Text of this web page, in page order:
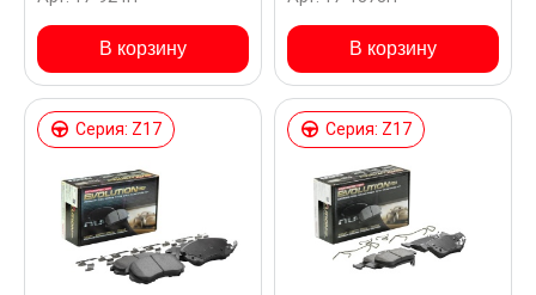
SC7144
В корзину В корзину
Серия: Z17 Серия: Z17